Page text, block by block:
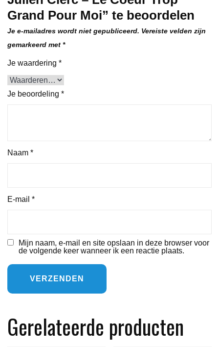
Grand Pour Moi” te beoordelen
Je e-mailadres wordt niet gepubliceerd. Vereiste velden zijn
gemarkeerd met *
Je waardering *
Je beoordeling *
Naam *
E-mail *
Mijn naam, e-mail en site opslaan in deze browser voor
de volgende keer wanneer ik een reactie plaats.
Gerelateerde producten